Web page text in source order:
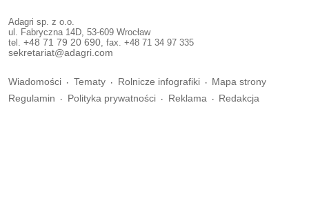
Adagri sp. z o.o.
ul. Fabryczna 14D, 53-609 Wrocław
tel. +48 71 79 20 690, fax. +48 71 34 97 335
sekretariat@adagri.com
Wiadomości Tematy Rolnicze infografiki
Mapa strony
Regulamin
Polityka prywatności Reklama Redakcja